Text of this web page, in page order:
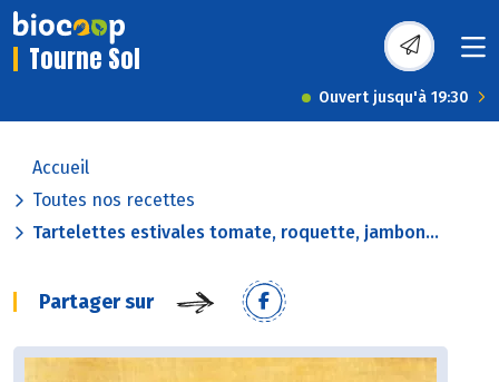
Tourne Sol
Ouvert jusqu'à 19:30
Accueil
Toutes nos recettes
Tartelettes estivales tomate, roquette, jambon...
Partager sur